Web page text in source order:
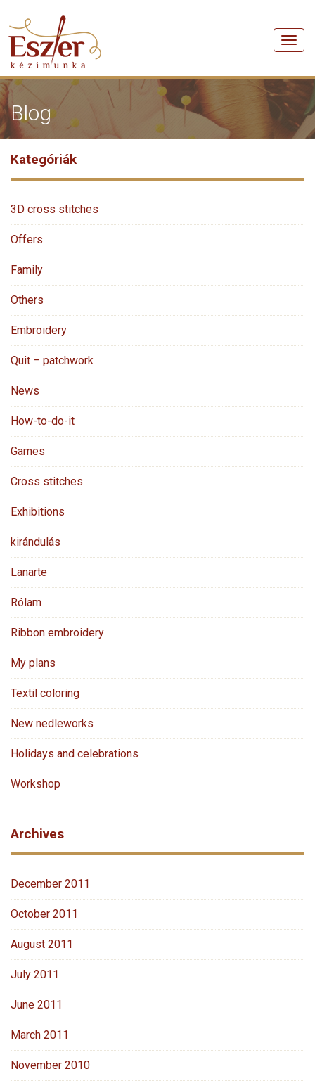
Menü
Blog
Kategóriák
3D cross stitches
Offers
Family
Others
Embroidery
Quit – patchwork
News
How-to-do-it
Games
Cross stitches
Exhibitions
kirándulás
Lanarte
Rólam
Ribbon embroidery
My plans
Textil coloring
New nedleworks
Holidays and celebrations
Workshop
Archives
December 2011
October 2011
August 2011
July 2011
June 2011
March 2011
November 2010